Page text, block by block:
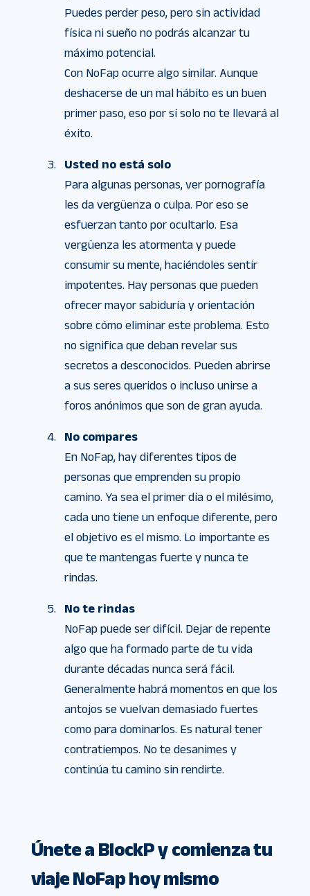
Puedes perder peso, pero sin actividad
física ni sueño no podrás alcanzar tu
máximo potencial.
Con NoFap ocurre algo similar. Aunque
deshacerse de un mal hábito es un buen
primer paso, eso por sí solo no te llevará al
éxito.
Usted no está solo
Para algunas personas, ver pornografía
les da vergüenza o culpa. Por eso se
esfuerzan tanto por ocultarlo. Esa
vergüenza les atormenta y puede
consumir su mente, haciéndoles sentir
impotentes. Hay personas que pueden
ofrecer mayor sabiduría y orientación
sobre cómo eliminar este problema. Esto
no significa que deban revelar sus
secretos a desconocidos. Pueden abrirse
a sus seres queridos o incluso unirse a
foros anónimos que son de gran ayuda.
No compares
En NoFap, hay diferentes tipos de
personas que emprenden su propio
camino. Ya sea el primer día o el milésimo,
cada uno tiene un enfoque diferente, pero
el objetivo es el mismo. Lo importante es
que te mantengas fuerte y nunca te
rindas.
No te rindas
NoFap puede ser difícil. Dejar de repente
algo que ha formado parte de tu vida
durante décadas nunca será fácil.
Generalmente habrá momentos en que los
antojos se vuelvan demasiado fuertes
como para dominarlos. Es natural tener
contratiempos. No te desanimes y
continúa tu camino sin rendirte.
Únete a BlockP y comienza tu
viaje NoFap hoy mismo